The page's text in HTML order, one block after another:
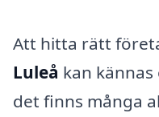
Att hitta rätt
Luleå kan
det finns många